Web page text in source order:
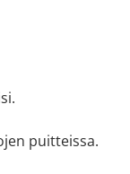
puitteissa.